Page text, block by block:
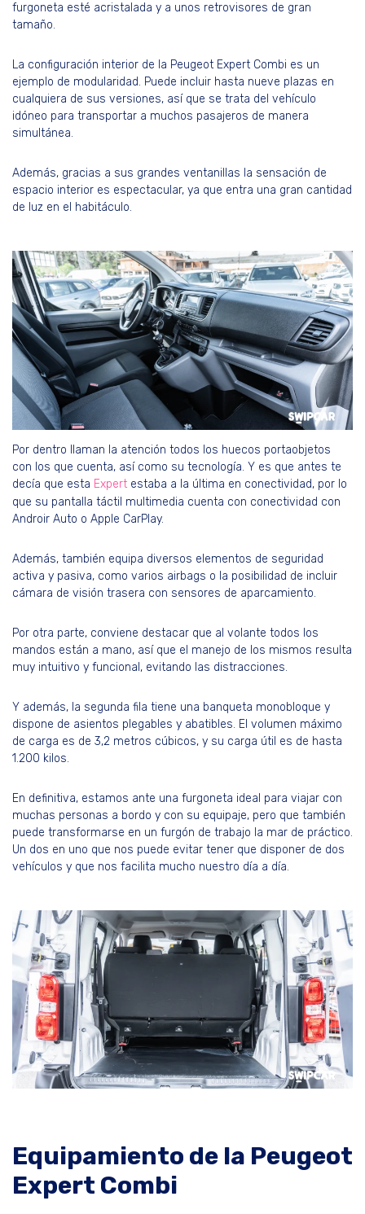
furgoneta esté acristalada y a unos retrovisores de gran
tamaño.
La configuración interior de la Peugeot Expert Combi es un
ejemplo de modularidad. Puede incluir hasta nueve plazas en
cualquiera de sus versiones, así que se trata del vehículo
idóneo para transportar a muchos pasajeros de manera
simultánea.
Además, gracias a sus grandes ventanillas la sensación de
espacio interior es espectacular, ya que entra una gran cantidad
de luz en el habitáculo.
Por dentro llaman la atención todos los huecos portaobjetos
con los que cuenta, así como su tecnología. Y es que antes te
decía que esta Expert estaba a la última en conectividad, por lo
que su pantalla táctil multimedia cuenta con conectividad con
Androir Auto o Apple CarPlay.
Además, también equipa diversos elementos de seguridad
activa y pasiva, como varios airbags o la posibilidad de incluir
cámara de visión trasera con sensores de aparcamiento.
Por otra parte, conviene destacar que al volante todos los
mandos están a mano, así que el manejo de los mismos resulta
muy intuitivo y funcional, evitando las distracciones.
Y además, la segunda fila tiene una banqueta monobloque y
dispone de asientos plegables y abatibles. El volumen máximo
de carga es de 3,2 metros cúbicos, y su carga útil es de hasta
1.200 kilos.
En definitiva, estamos ante una furgoneta ideal para viajar con
muchas personas a bordo y con su equipaje, pero que también
puede transformarse en un furgón de trabajo la mar de práctico.
Un dos en uno que nos puede evitar tener que disponer de dos
vehículos y que nos facilita mucho nuestro día a día.
Equipamiento de la Peugeot
Expert Combi